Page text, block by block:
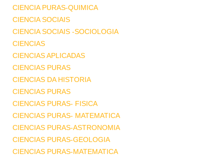
CIENCIA PURAS-QUIMICA
CIENCIA SOCIAIS
CIENCIA SOCIAIS -SOCIOLOGIA
CIENCIAS
CIENCIAS APLICADAS
CIENCIAS PURAS
CIENCIAS DA HISTORIA
CIENCIAS PURAS
CIENCIAS PURAS- FISICA
CIENCIAS PURAS- MATEMATICA
CIENCIAS PURAS-ASTRONOMIA
CIENCIAS PURAS-GEOLOGIA
CIENCIAS PURAS-MATEMATICA